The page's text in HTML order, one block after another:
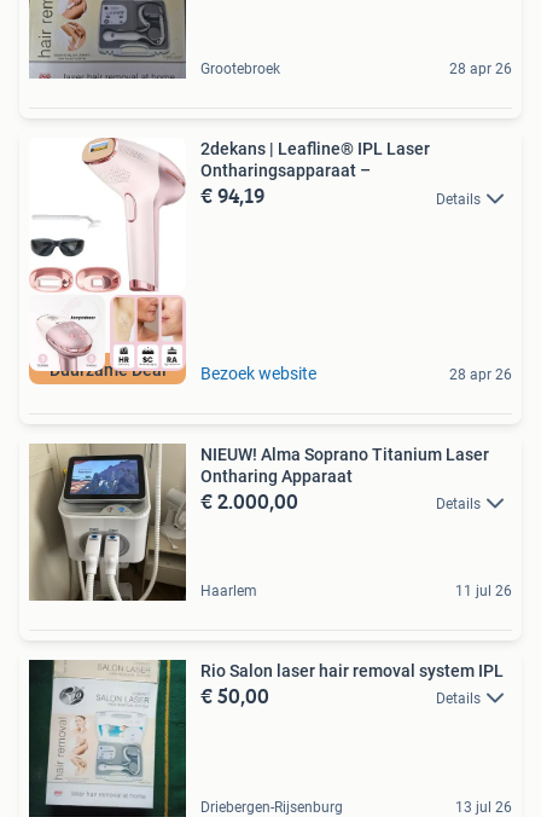
Grootebroek 28 apr 26
Duurzame Deal
2dekans | Leafline® IPL Laser
Ontharingsapparaat –
€ 94,19 Details
Bezoek website 28 apr 26
NIEUW! Alma Soprano Titanium Laser
Ontharing Apparaat
€ 2.000,00 Details
Haarlem 11 jul 26
Rio Salon laser hair removal system IPL
€ 50,00 Details
Driebergen-Rijsenburg 13 jul 26